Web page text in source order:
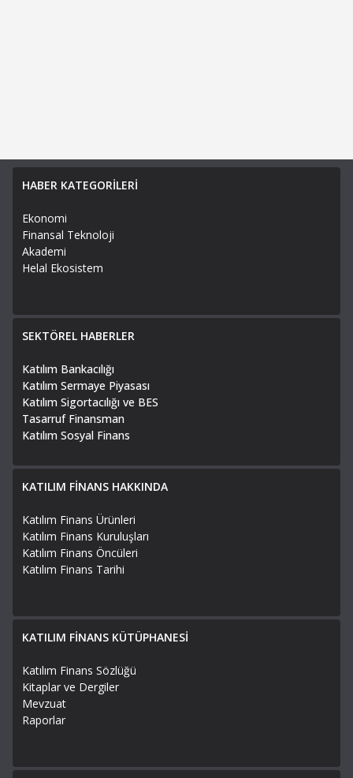
HABER KATEGORİLERİ
Ekonomi
Finansal Teknoloji
Akademi
Helal Ekosistem
SEKTÖREL HABERLER
Katılım Bankacılığı
Katılım Sermaye Piyasası
Katılım Sigortacılığı ve BES
Tasarruf Finansman
Katılım Sosyal Finans
KATILIM FİNANS HAKKINDA
Katılım Finans Ürünleri
Katılım Finans Kuruluşları
Katılım Finans Öncüleri
Katılım Finans Tarihi
KATILIM FİNANS KÜTÜPHANESİ
Katılım Finans Sözlüğü
Kitaplar ve Dergiler
Mevzuat
Raporlar